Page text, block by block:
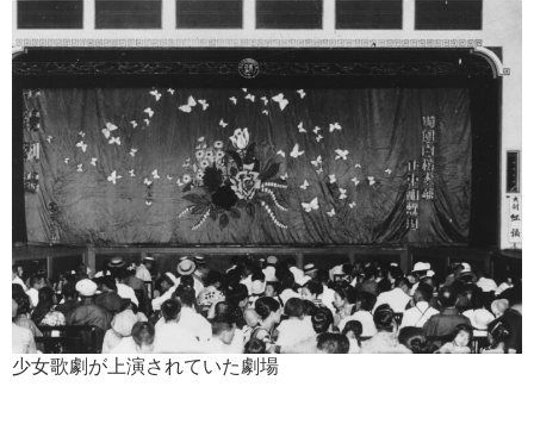
少女歌劇が上演されていた劇場